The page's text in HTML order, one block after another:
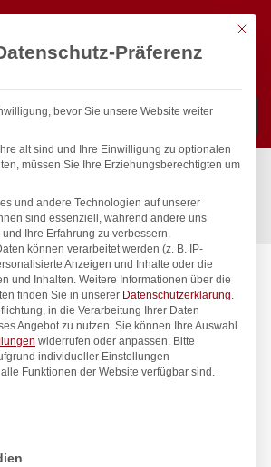
Suchen
& Gastro Geräte für Profis
3/4″ Ø 27mm 1″ ÜM 1,00 m
Mit
Präferenz
bevor Sie unsere Website weiter
alt sind und Ihre Einwilligung zu optionalen
müssen Sie Ihre Erziehungsberechtigten um
und andere Technologien auf unserer
sind essenziell, während andere uns
Ihre Erfahrung zu verbessern.
können verarbeitet werden (z. B. IP-
Anzeigen und Inhalte oder die
und Inhalten. Weitere Informationen über die
finden Sie in unserer Datenschutzerklärung.
in die Verarbeitung Ihrer Daten
Angebot zu nutzen. Sie können Ihre Auswahl
widerrufen oder anpassen. Bitte
individueller Einstellungen
Funktionen der Website verfügbar sind.
der Service-Gruppen, für die eine